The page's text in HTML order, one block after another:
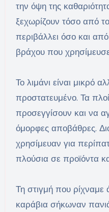
την όψη της
ξεχωρίζουν τόσο από
περιβάλλει όσο και
βράχου που χρησίμευσε
Το λιμάνι είναι μικρό
προστατευμένο. Τα
προσεγγίσουν και να
όμορφες αποβάθρες.
χρησίμευαν για
πλούσια σε προϊόντα
Τη στιγμή που ρίχναμε
καράβια σήκωναν